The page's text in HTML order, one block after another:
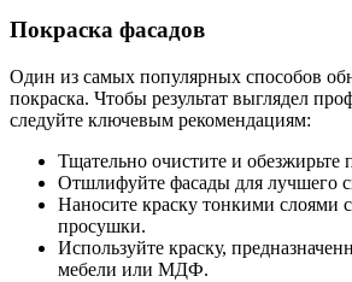
Покраска фасадов
Один из самых популярных способов
покраска. Чтобы результат выглядел
следуйте ключевым рекомендациям:
Тщательно очистите и обезжирьте
Отшлифуйте фасады для лучшего
Наносите краску тонкими слоями
просушки.
Используйте краску,
мебели или МДФ.